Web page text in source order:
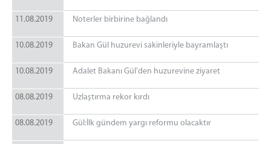
11.08.2019 Noterler birbirine bağlandı
10.08.2019 Bakan Gül huzurevi sakinleriyle bayramlaştı
10.08.2019 Adalet Bakanı Gül'den huzurevine ziyaret
08.08.2019 Uzlaştırma rekor kırdı
08.08.2019 Gül:İlk gündem yargı reformu olacaktır